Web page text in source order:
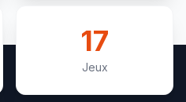
17
Jeux